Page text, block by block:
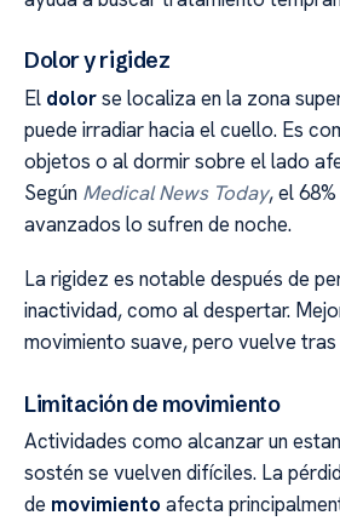
Dolor y rigidez
El dolorse localiza en la zona
puede irradiar hacia el cuello. Es
objetos o al dormir sobre el lado
Según Medical News Today, el
avanzados lo sufren de noche.
La rigidez es notable después de
inactividad, como al despertar.
movimiento suave, pero vuelve
Limitación de movimiento
Actividades como alcanzar un
sostén se vuelven difíciles. La
de movimiento afecta